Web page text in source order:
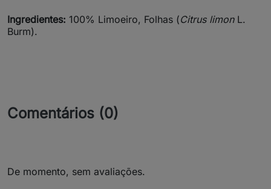
Ingredientes: 100% Limoeiro, Folhas (Citrus limonL.
Burm).
Comentários (0)
De momento, sem avaliações.